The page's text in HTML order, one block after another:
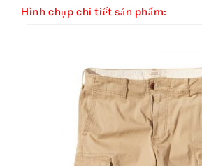
Hình chụp chi tiết sản phẩm: